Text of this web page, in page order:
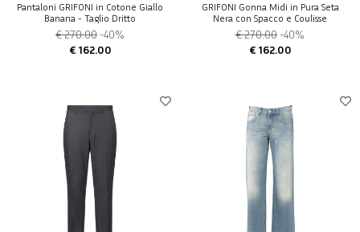
Pantaloni GRIFONI in Cotone Giallo
Banana - Taglio Dritto
€ 270.00 -40%
€ 162.00
GRIFONI Gonna Midi in Pura Seta
Nera con Spacco e Coulisse
€ 270.00 -40%
€ 162.00